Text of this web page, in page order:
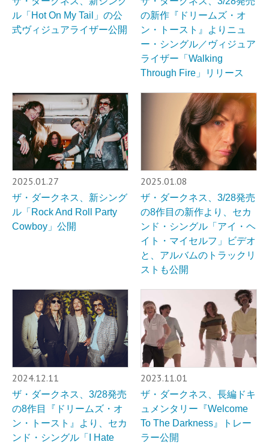
ル「Hot On My Tail」の公
式ヴィジュアライザー公開
の新作『ドリームズ・オ
ン・トースト』よりニュ
ー・シングル／ヴィジュア
ライザー「Walking
Through Fire」リリース
2025.01.27
ザ・ダークネス、新シング
ル「Rock And Roll Party
Cowboy」公開
2025.01.08
ザ・ダークネス、3/28発売
の8作目の新作より、セカ
ンド・シングル「アイ・ヘ
イト・マイセルフ」ビデオ
と、アルバムのトラックリ
ストも公開
2024.12.11
ザ・ダークネス、3/28発売
の8作目『ドリームズ・オ
ン・トースト』より、セカ
ンド・シングル「I Hate
2023.11.01
ザ・ダークネス、長編ドキ
ュメンタリー『Welcome
To The Darkness』トレー
ラー公開